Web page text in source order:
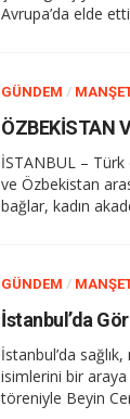
Avrupa’da elde
GÜNDEM /
İSTANBUL – Türk
ve Özbekistan
bağlar, kadın
GÜNDEM /
İstanbul’da
isimlerini bir
töreniyle Beyin